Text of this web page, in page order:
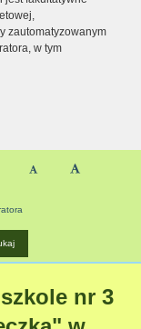
zautomatyzowanym
w tym
nr 3